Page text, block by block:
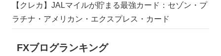
【クレカ】JALマイルが貯まる最強カード：セゾン・プ
ラチナ・アメリカン・エクスプレス・カード
FXブログランキング